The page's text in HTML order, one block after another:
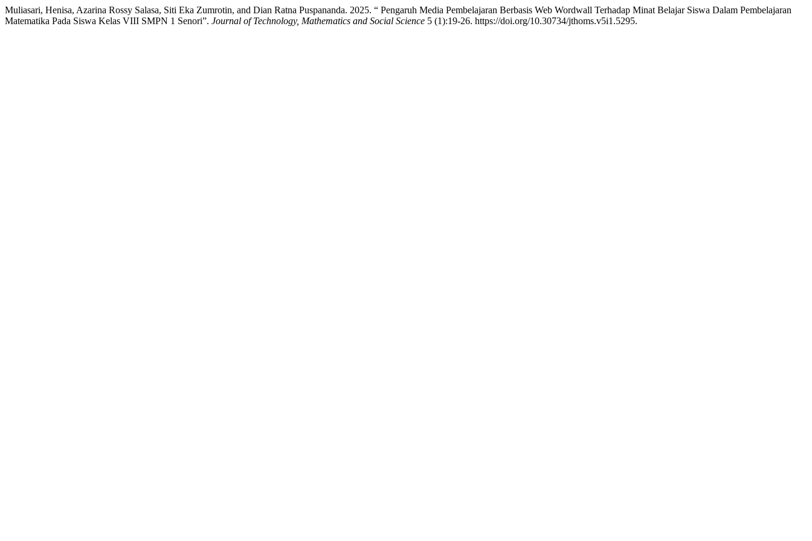
Muliasari, Henisa, Azarina Rossy Salasa, Siti Eka Zumrotin, and Dian Ratna Puspananda. 2025. “ Pengaruh Media Pembelajaran Berbasis Web Wordwall Terhadap Minat Belajar Siswa Dalam Pembelajaran
Matematika Pada Siswa Kelas VIII SMPN 1 Senori”. Journal of Technology, Mathematics and Social Science 5 (1):19-26. https://doi.org/10.30734/jthoms.v5i1.5295.